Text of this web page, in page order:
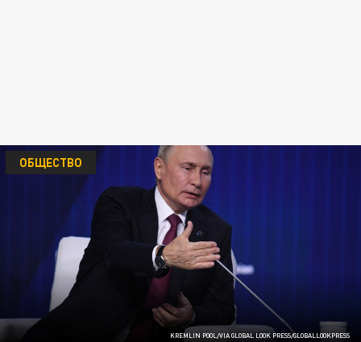
KREMLIN POOL/VIA GLOBAL LOOK PRESS/GLOBALLOOKPRESS
ОБЩЕСТВО